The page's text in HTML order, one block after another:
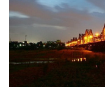
ra hàng ngày ấy. Bây
bất kỳ chỗ nào và đủ
Ánh sáng là một điều